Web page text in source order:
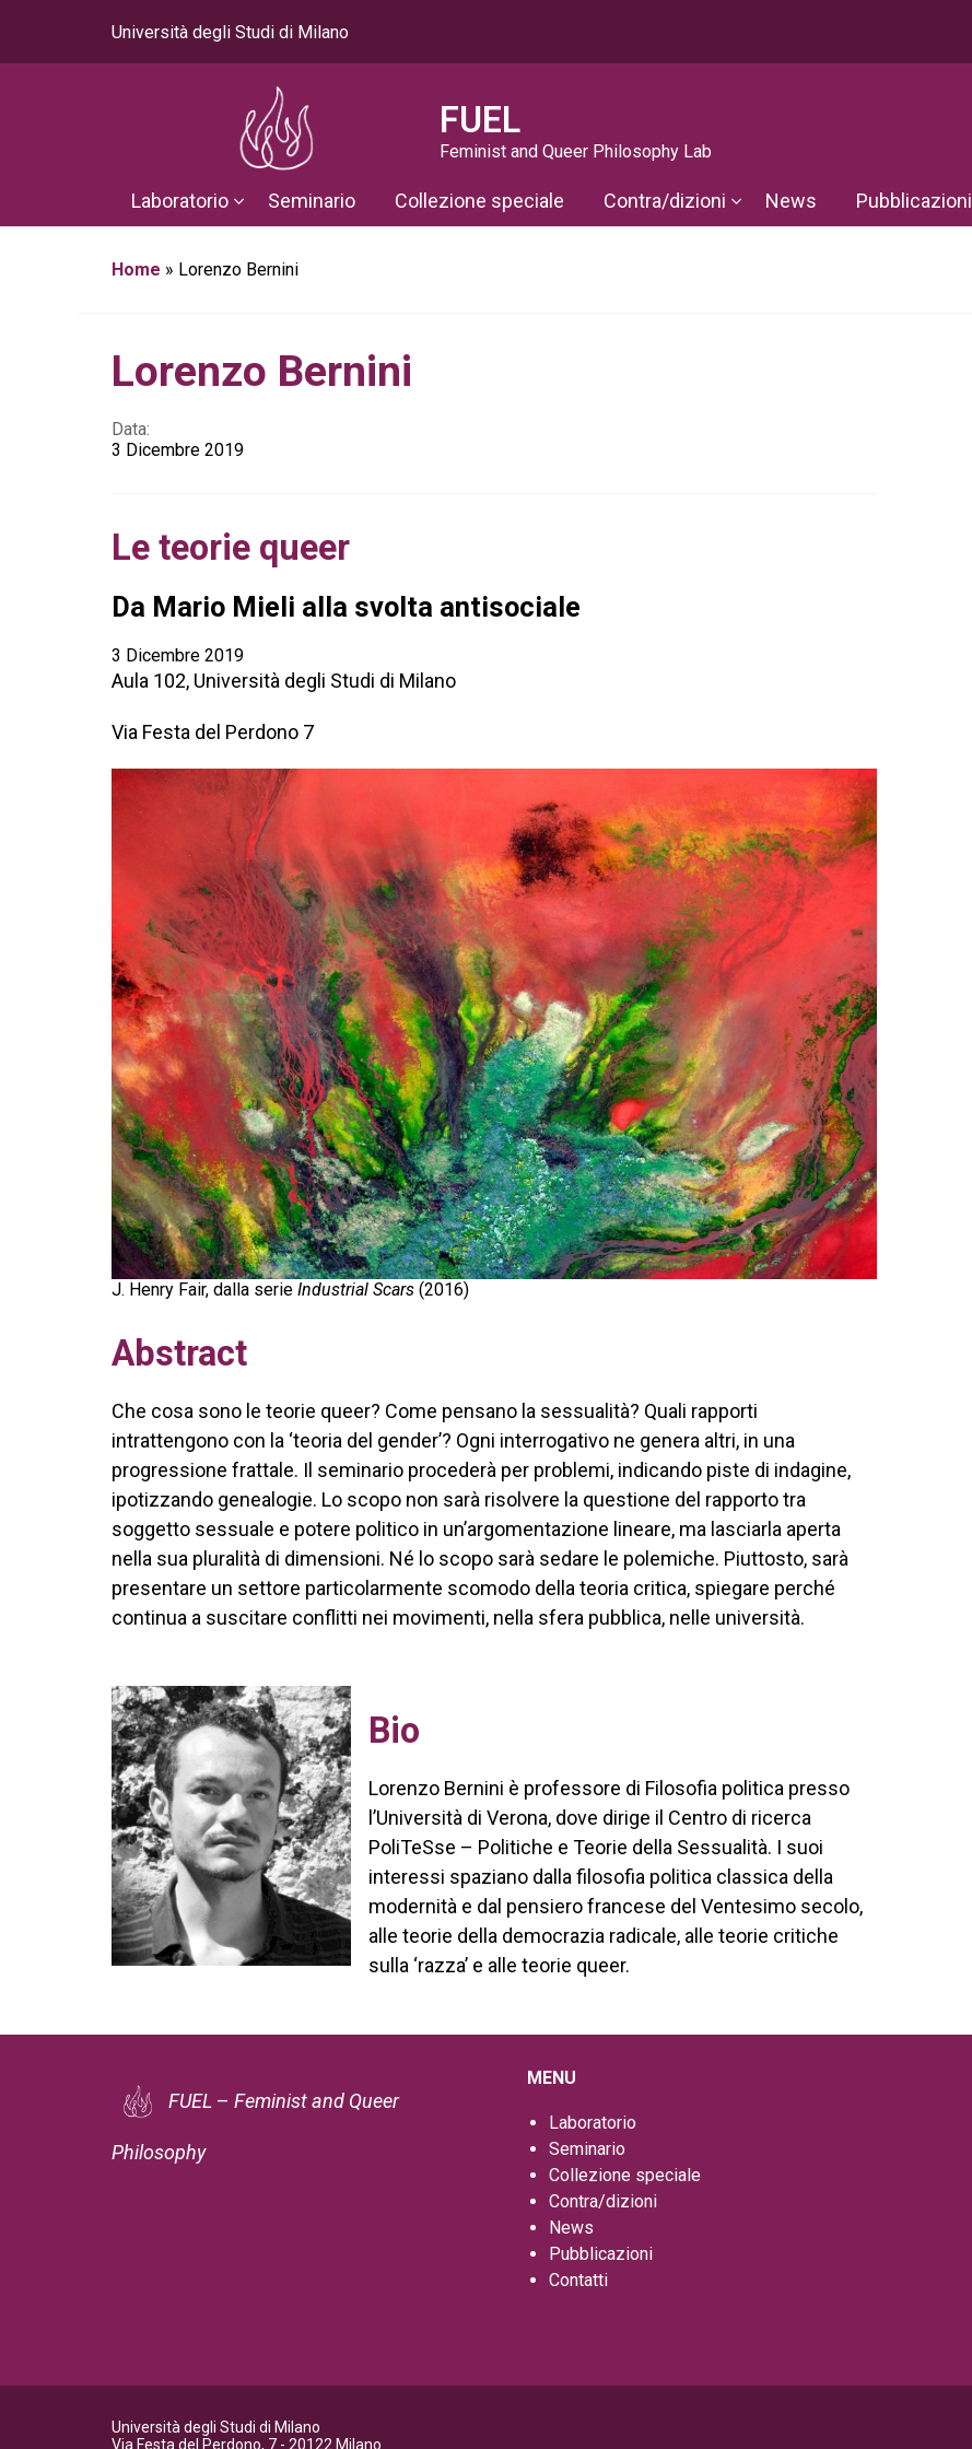
Università degli Studi di Milano
FUEL
Feminist and Queer Philosophy Lab
Laboratorio Seminario Collezione speciale Contra/dizioni News Pubblicazioni
Home » Lorenzo Bernini
Lorenzo Bernini
Data:
3 Dicembre 2019
Le teorie queer
Da Mario Mieli alla svolta antisociale
3 Dicembre 2019
Aula 102, Università degli Studi di Milano
Via Festa del Perdono 7
J. Henry Fair, dalla serie Industrial Scars (2016)
Abstract
Che cosa sono le teorie queer? Come pensano la sessualità? Quali rapporti
intrattengono con la ‘teoria del gender’? Ogni interrogativo ne genera altri, in una
progressione frattale. Il seminario procederà per problemi, indicando piste di indagine,
ipotizzando genealogie. Lo scopo non sarà risolvere la questione del rapporto tra
soggetto sessuale e potere politico in un’argomentazione lineare, ma lasciarla aperta
nella sua pluralità di dimensioni. Né lo scopo sarà sedare le polemiche. Piuttosto, sarà
presentare un settore particolarmente scomodo della teoria critica, spiegare perché
continua a suscitare conflitti nei movimenti, nella sfera pubblica, nelle università.
Bio
Lorenzo Bernini è professore di Filosofia politica presso
l’Università di Verona, dove dirige il Centro di ricerca
PoliTeSse – Politiche e Teorie della Sessualità. I suoi
interessi spaziano dalla filosofia politica classica della
modernità e dal pensiero francese del Ventesimo secolo,
alle teorie della democrazia radicale, alle teorie critiche
sulla ‘razza’ e alle teorie queer.
FUEL – Feminist and Queer
Philosophy
MENU
Laboratorio
Seminario
Collezione speciale
Contra/dizioni
News
Pubblicazioni
Contatti
Università degli Studi di Milano
Via Festa del Perdono, 7 - 20122 Milano